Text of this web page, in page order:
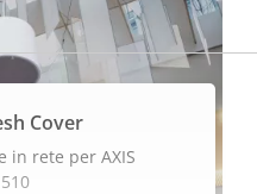
Cover
in rete per AXIS